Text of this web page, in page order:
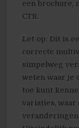
een brochure,
CTR.
Let op: Dit is
correcte
simpelweg
weten waar je
toe kunt
variaties, waar